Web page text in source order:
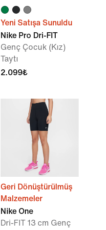
Yeni Satışa Sunuldu
Nike Pro Dri-FIT
Genç Çocuk (Kız)
Taytı
2.099₺
Geri Dönüştürülmüş
Malzemeler
Nike One
Dri-FIT 13 cm Genç